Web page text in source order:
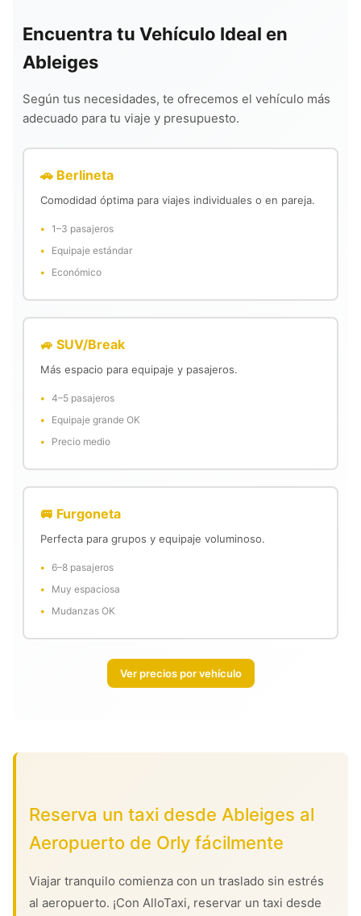
Encuentra tu Vehículo Ideal en
Ableiges
Según tus necesidades, te ofrecemos el vehículo más
adecuado para tu viaje y presupuesto.
🚗 Berlineta
Comodidad óptima para viajes individuales o en pareja.
1–3 pasajeros
Equipaje estándar
Económico
🚙 SUV/Break
Más espacio para equipaje y pasajeros.
4–5 pasajeros
Equipaje grande OK
Precio medio
🚐 Furgoneta
Perfecta para grupos y equipaje voluminoso.
6–8 pasajeros
Muy espaciosa
Mudanzas OK
Ver precios por vehículo
Reserva un taxi desde Ableiges al
Aeropuerto de Orly fácilmente
Viajar tranquilo comienza con un traslado sin estrés
al aeropuerto. ¡Con AlloTaxi, reservar un taxi desde